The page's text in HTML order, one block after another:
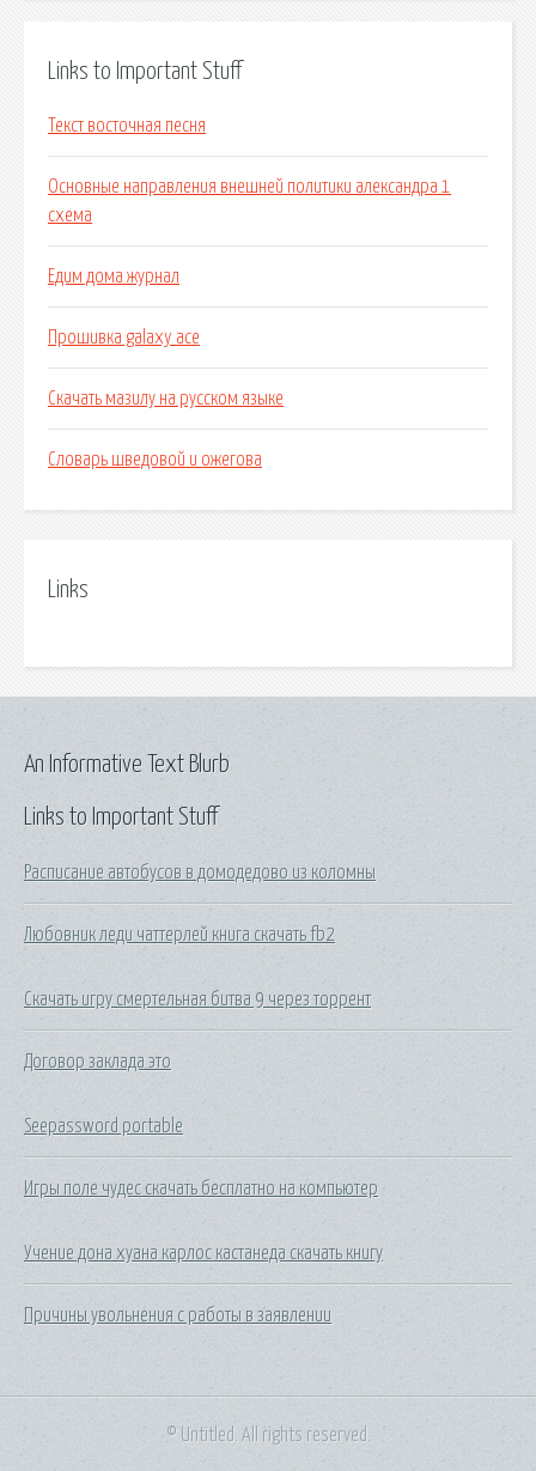
Links to Important Stuff
Текст восточная песня
Основные направления внешней политики александра 1
схема
Едим дома журнал
Прошивка galaxy ace
Скачать мазилу на русском языке
Словарь шведовой и ожегова
Links
Links to Important Stuff
Расписание автобусов в домодедово из коломны
Любовник леди чаттерлей книга скачать fb2
Скачать игру смертельная битва 9 через торрент
Договор заклада это
Seepassword portable
Игры поле чудес скачать бесплатно на компьютер
Учение дона хуана карлос кастанеда скачать книгу
Причины увольнения с работы в заявлении
An Informative Text Blurb
© Untitled. All rights reserved.